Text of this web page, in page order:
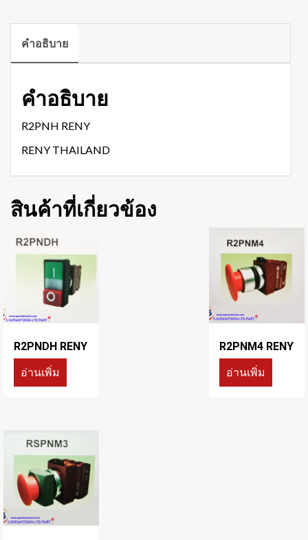
คำอธิบาย
คำอธิบาย
R2PNH RENY
RENY THAILAND
สินค้าที่เกี่ยวข้อง
R2PNDH RENY
อ่านเพิ่ม
R2PNM4 RENY
อ่านเพิ่ม